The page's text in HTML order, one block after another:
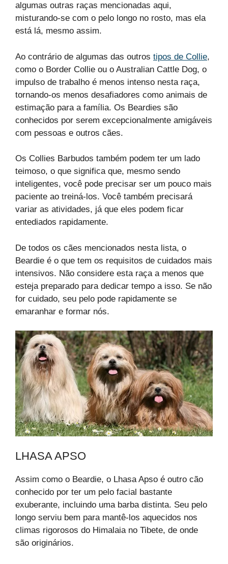
algumas outras raças mencionadas aqui,
misturando-se com o pelo longo no rosto, mas ela
está lá, mesmo assim.
Ao contrário de algumas das outros tipos de Collie,
como o Border Collie ou o Australian Cattle Dog, o
impulso de trabalho é menos intenso nesta raça,
tornando-os menos desafiadores como animais de
estimação para a família. Os Beardies são
conhecidos por serem excepcionalmente amigáveis
com pessoas e outros cães.
Os Collies Barbudos também podem ter um lado
teimoso, o que significa que, mesmo sendo
inteligentes, você pode precisar ser um pouco mais
paciente ao treiná-los. Você também precisará
variar as atividades, já que eles podem ficar
entediados rapidamente.
De todos os cães mencionados nesta lista, o
Beardie é o que tem os requisitos de cuidados mais
intensivos. Não considere esta raça a menos que
esteja preparado para dedicar tempo a isso. Se não
for cuidado, seu pelo pode rapidamente se
emaranhar e formar nós.
LHASA APSO
Assim como o Beardie, o Lhasa Apso é outro cão
conhecido por ter um pelo facial bastante
exuberante, incluindo uma barba distinta. Seu pelo
longo serviu bem para mantê-los aquecidos nos
climas rigorosos do Himalaia no Tibete, de onde
são originários.